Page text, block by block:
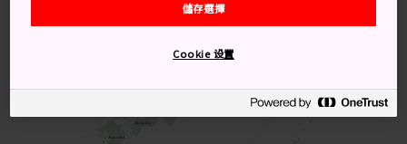
儲存選擇
Cookie 设置